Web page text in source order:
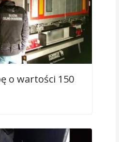
o wartości 150